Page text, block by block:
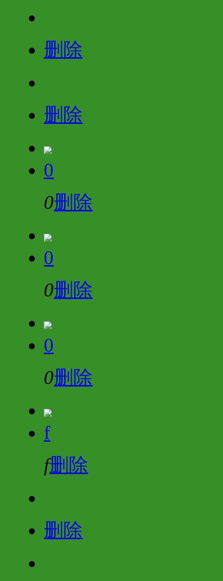
删除
删除
0
0删除
0
0删除
0
0删除
f
f删除
删除